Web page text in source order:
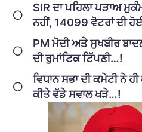
SIR ਦਾ ਪਹਿਲਾ ਪੜਾਅ
ਨਹੀਂ, 14099 ਵੋਟਰਾਂ ਦੀ
PM ਮੋਦੀ ਅਤੇ ਸੁਖਬੀਰ
ਦੀ ਰੁਮਾਂਟਿਕ ਟਿੱਪਣੀ…!
ਵਿਧਾਨ ਸਭਾ ਦੀ ਕਮੇਟੀ ਨੇ
ਕੀਤੇ ਵੱਡੇ ਸਵਾਲ ਖੜੇ…!